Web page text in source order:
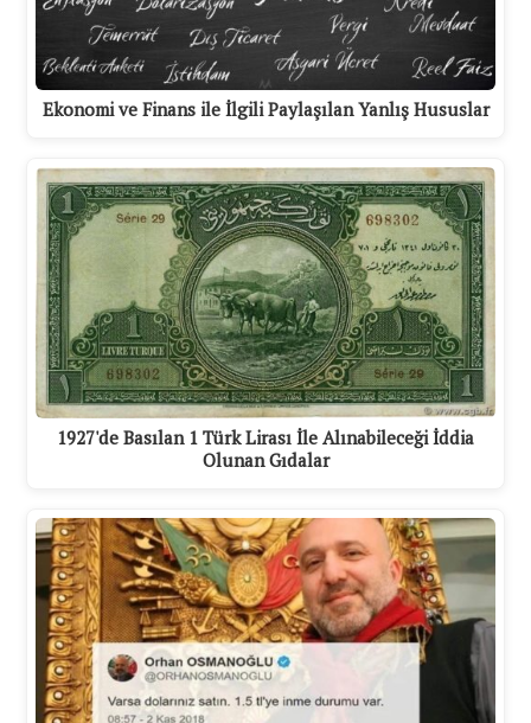
Ekonomi ve Finans ile İlgili Paylaşılan Yanlış Hususlar
1927'de Basılan 1 Türk Lirası İle Alınabileceği İddia
Olunan Gıdalar